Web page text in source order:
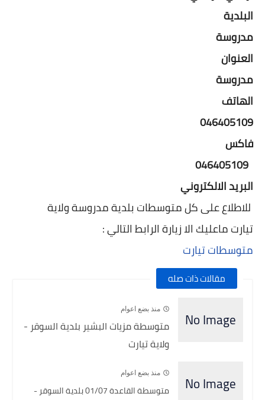
البلدية
مدروسة
العنوان
مدروسة
الهاتف
046405109
فاكس
046405109
البريد الالكتروني
للاطلاع على كل متوسطات بلدية مدروسة ولاية
تيارت ماعليك الا زيارة الرابط التالي :
متوسطات تيارت
مقالات ذات صله
منذ بضع اعوام
متوسطة مزيات البشير بلدية السوقر -
ولاية تيارت
منذ بضع اعوام
متوسطة القاعدة 01/07 بلدية السوقر -